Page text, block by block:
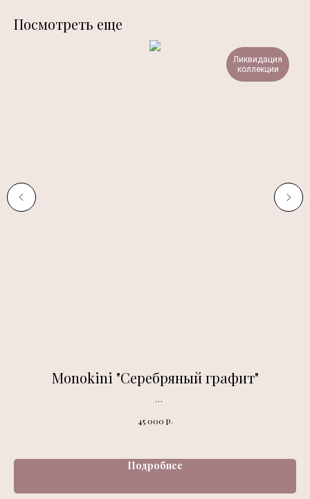
Посмотреть еще
Ликвидация
коллекции
Monokini "Серебряный графит"
45 000 р.
Подробнее